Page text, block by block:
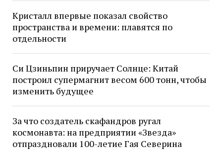
Кристалл впервые показал свойство
пространства и времени: плавятся по
отдельности
Си Цзиньпин приручает Солнце: Китай
построил супермагнит весом 600 тонн, чтобы
изменить будущее
За что создатель скафандров ругал
космонавта: на предприятии «Звезда»
отпраздновали 100-летие Гая Северина